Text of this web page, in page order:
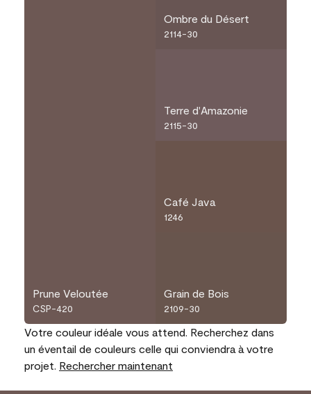
Prune Veloutée
CSP-420
Ombre du Désert
2114-30
Terre d'Amazonie
2115-30
Café Java
1246
Grain de Bois
2109-30
Votre couleur idéale vous attend. Recherchez dans
un éventail de couleurs celle qui conviendra à votre
projet. Rechercher maintenant